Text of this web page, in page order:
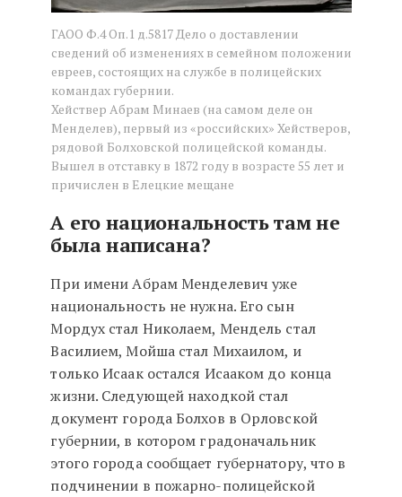
ГАОО Ф.4 Оп.1 д.5817 Дело о доставлении
сведений об изменениях в семейном положении
евреев, состоящих на службе в полицейских
командах губернии.
Хействер Абрам Минаев (на самом деле он
Менделев), первый из «российских» Хействеров,
рядовой Болховской полицейской команды.
Вышел в отставку в 1872 году в возрасте 55 лет и
причислен в Елецкие мещане
А его национальность там не
была написана?
При имени Абрам Менделевич уже
национальность не нужна. Его сын
Мордух стал Николаем, Мендель стал
Василием, Мойша стал Михаилом, и
только Исаак остался Исааком до конца
жизни. Следующей находкой стал
документ города Болхов в Орловской
губернии, в котором градоначальник
этого города сообщает губернатору, что в
подчинении в пожарно-полицейской